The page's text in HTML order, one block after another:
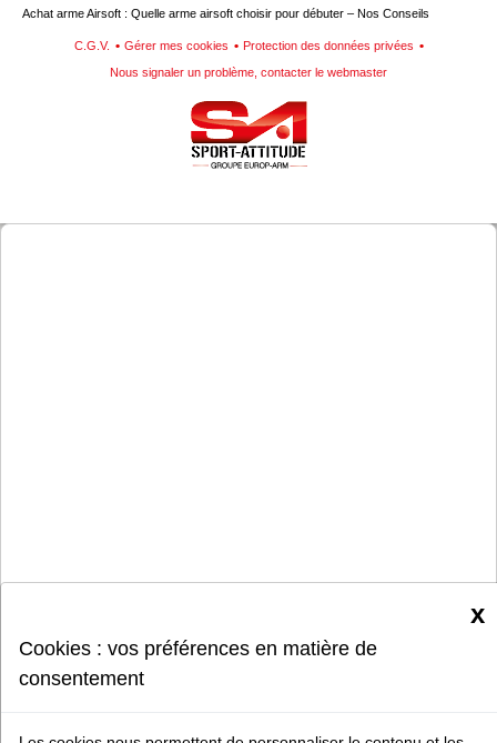
Achat arme Airsoft : Quelle arme airsoft choisir pour débuter – Nos Conseils
C.G.V. Gérer mes cookies
Protection des données privées
Nous signaler un problème, contacter le webmaster
Cookies : vos préférences en matière de
consentement
x